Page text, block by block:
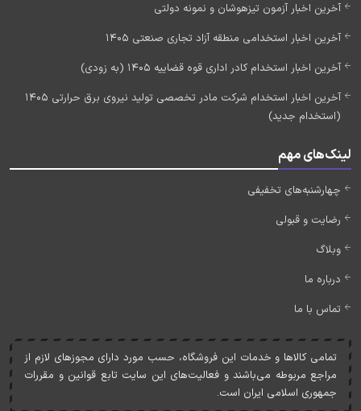
آخرین اخبار آزمون تیزهوشان و نمونه دولتی
آخرین اخبار استخدامی منطقه آزاد تجاری صنعتی 1405
آخرین اخبار استخدام کادر اداری قوه قضاییه 1405 (به زودی)
آخرین اخبار استخدام شرکت مادر تخصصی تولید نیروی برق حرارتی 1405
(استخدام جدید)
لینک‌های مهم
چهارشنبه‌های تخفیفی
رضایت و قبولی
وبلاگ
درباره ما
تماس با ما
تمامی کالاها و خدمات اين فروشگاه، حسب مورد دارای مجوزهای لازم از
مراجع مربوطه می‌باشند و فعاليت‌های اين سايت تابع قوانين و مقررات
جمهوری اسلامی ايران است.